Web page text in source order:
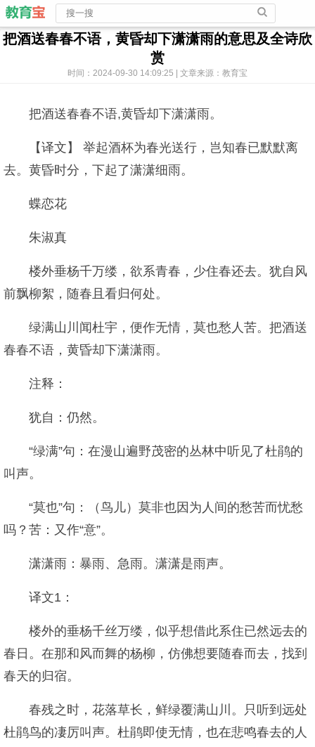
把酒送春春不语，黄昏却下潇潇雨的意思及全诗欣
赏
时间：2024-09-30 14:09:25 | 文章来源：教育宝
把酒送春春不语,黄昏却下潇潇雨。
【译文】 举起酒杯为春光送行，岂知春已默默离
去。黄昏时分，下起了潇潇细雨。
蝶恋花
朱淑真
楼外垂杨千万缕，欲系青春，少住春还去。犹自风
前飘柳絮，随春且看归何处。
绿满山川闻杜宇，便作无情，莫也愁人苦。把酒送
春春不语，黄昏却下潇潇雨。
注释：
犹自：仍然。
“绿满”句：在漫山遍野茂密的丛林中听见了杜鹃的
叫声。
“莫也”句：（鸟儿）莫非也因为人间的愁苦而忧愁
吗？苦：又作“意”。
潇潇雨：暴雨、急雨。潇潇是雨声。
译文1：
楼外的垂杨千丝万缕，似乎想借此系住已然远去的
春日。在那和风而舞的杨柳，仿佛想要随春而去，找到
春天的归宿。
春残之时，花落草长，鲜绿覆满山川。只听到远处
杜鹃鸟的凄厉叫声。杜鹃即使无情，也在悲鸣春去的人